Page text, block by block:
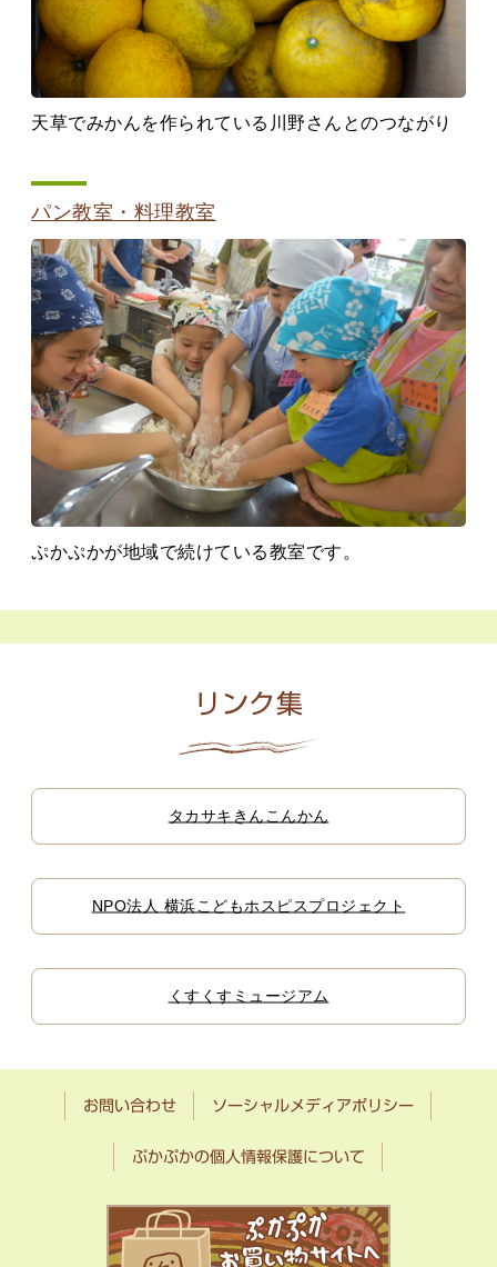
天草でみかんを作られている川野さんとのつながり
パン教室・料理教室
ぷかぷかが地域で続けている教室です。
リンク集
タカサキきんこんかん
NPO法人 横浜こどもホスピスプロジェクト
くすくすミュージアム
お問い合わせ ソーシャルメディアポリシー
ぷかぷかの個人情報保護について